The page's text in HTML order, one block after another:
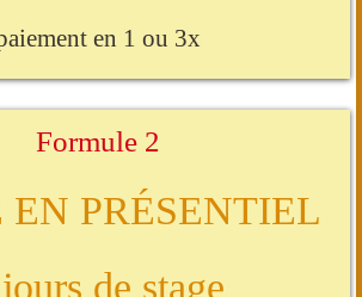
en 1 ou 3x
Formule 2
EN PRÉSENTIEL
de stage